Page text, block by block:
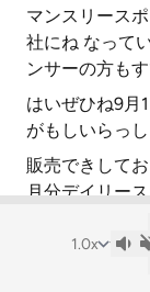
マンスリース
社にね なって
ンサーの方も
はいぜひね9月
がもしいらっ
販売できして
月分デイリー
から来週8月